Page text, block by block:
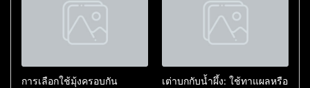
การเลือกใช้มุ้งครอบกัน
เต่าบกกับน้ำผึ้ง: ใช้ทาแผลหรือ